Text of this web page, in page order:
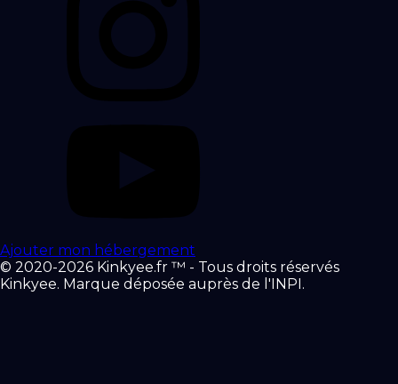
Ajouter mon hébergement
© 2020-2026 Kinkyee.fr ™ - Tous droits réservés
Kinkyee. Marque déposée auprès de l'INPI.